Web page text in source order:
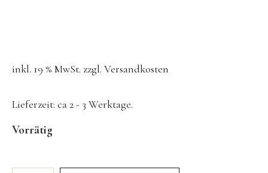
DUFTE Manufaktur
Lovi | Wooden Creations
MIMI’lou | Wanddeko
inkl. 19 % MwSt. zzgl. Versandkosten
Lieferzeit: ca 2 - 3 Werktage.
Vorrätig